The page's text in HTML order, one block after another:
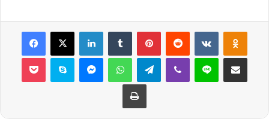
Facebook
X LinkedInTumblr PinterestReddit VKontakte
Pocket Skype MessengerWhatsAppTelegramViber Line E-Posta ile
Yazdır